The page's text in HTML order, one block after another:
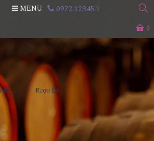
0
MENU 0972.12345.1
Rượu Brandy Rượu Brandy Dennes XO